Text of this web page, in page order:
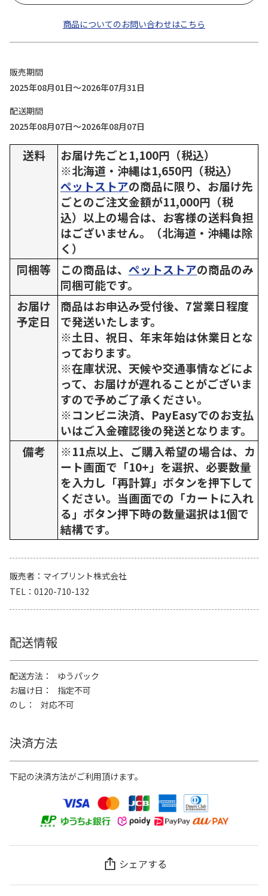
商品についてのお問い合わせはこちら
販売期間
2025年08月01日～2026年07月31日
配送期間
2025年08月07日～2026年08月07日
送料
お届け先ごと1,100円（税込）
※北海道・沖縄は1,650円（税込）
ペットストアの商品に限り、お届け先
ごとのご注文金額が11,000円（税
込）以上の場合は、お客様の送料負担
はございません。（北海道・沖縄は除
く）
同梱等
この商品は、 ペットストアの商品のみ
同梱可能です。
お届け
予定日
商品はお申込み受付後、7営業日程度
で発送いたします。
※土日、祝日、年末年始は休業日とな
っております。
※在庫状況、天候や交通事情などによ
って、お届けが遅れることがございま
すので予めご了承ください。
※コンビニ決済、PayEasyでのお支払
いはご入金確認後の発送となります。
備考
※11点以上、ご購入希望の場合は、カ
ート画面で「10+」を選択、必要数量
を入力し「再計算」ボタンを押下して
ください。当画面での「カートに入れ
る」ボタン押下時の数量選択は1個で
結構です。
販売者
マイプリント株式会社
TEL
0120-710-132
配送情報
配送方法
ゆうパック
お届け日
指定不可
のし
対応不可
決済方法
下記の決済方法がご利用頂けます。
シェアする